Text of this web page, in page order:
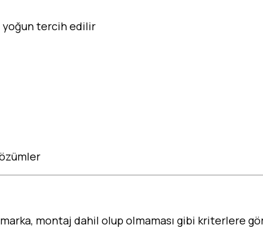
yoğun tercih edilir
montaj dahil olup olmaması gibi kriterlere